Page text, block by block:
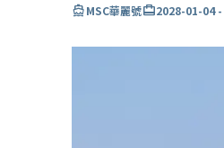
directions_boatMSC華麗號card_travel2028-01-04-